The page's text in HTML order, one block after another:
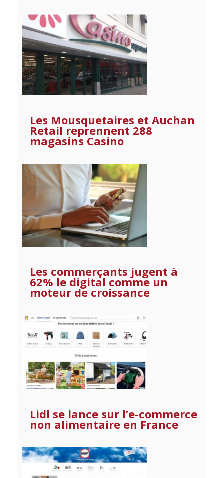
Les Mousquetaires et Auchan
Retail reprennent 288
magasins Casino
Les commerçants jugent à
62% le digital comme un
moteur de croissance
Lidl se lance sur l’e-commerce
non alimentaire en France